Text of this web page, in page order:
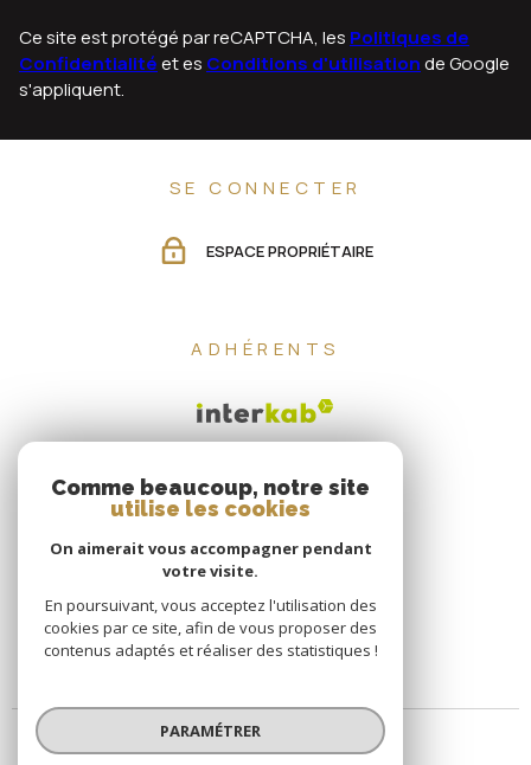
Ce site est protégé par reCAPTCHA, les Politiques de
Confidentialitéet es Conditions d'utilisationde Google
s'appliquent.
SE CONNECTER
ESPACE PROPRIÉTAIRE
ADHÉRENTS
Comme beaucoup, notre site
utilise les cookies
On aimerait vous accompagner pendant
votre visite.
En poursuivant, vous acceptez l'utilisation des
cookies par ce site, afin de vous proposer des
contenus adaptés et réaliser des statistiques !
PARAMÉTRER